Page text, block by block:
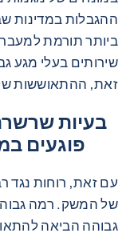
ההגבלות במדינות
ביותר תורמת
שירותים בעלי מגע
זאת, ההתאוששות של
בעיות
פוגעים
עם זאת, רוחות נגד
של המשק. רמה
גבוהה הביאה